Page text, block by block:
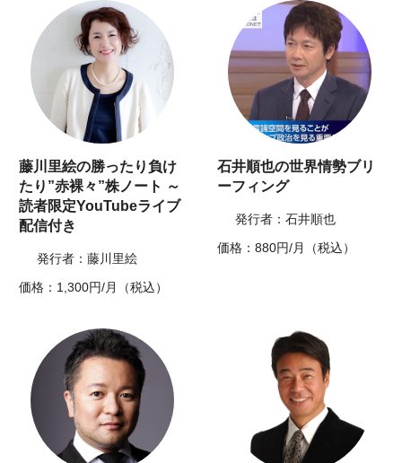
藤川里絵の勝ったり負け
たり”赤裸々”株ノート ～
読者限定YouTubeライブ
配信付き
発行者：藤川里絵
価格：1,300円/月（税込）
石井順也の世界情勢ブリ
ーフィング
発行者：石井順也
価格：880円/月（税込）